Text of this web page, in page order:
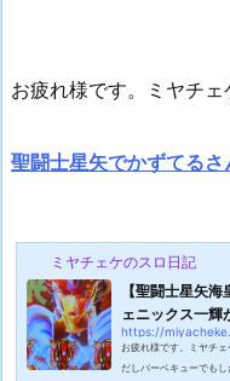
お疲れ様です。ミヤチェ
聖闘士星矢でかずてる
ミヤチェケのスロ日記
【聖闘士星矢
ェニックス一輝
https://
お疲れ様です。ミヤチ
だしバーベキューでも